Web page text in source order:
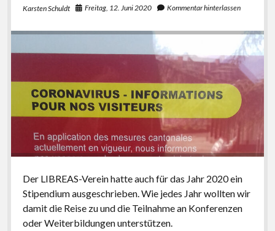
Open-
Karsten Schuldt Freitag, 12. Juni 2020 Kommentar hinterlassen
Der LIBREAS-Verein hatte auch für das Jahr 2020 ein
Stipendium ausgeschrieben. Wie jedes Jahr wollten wir
damit die Reise zu und die Teilnahme an Konferenzen
oder Weiterbildungen unterstützen.